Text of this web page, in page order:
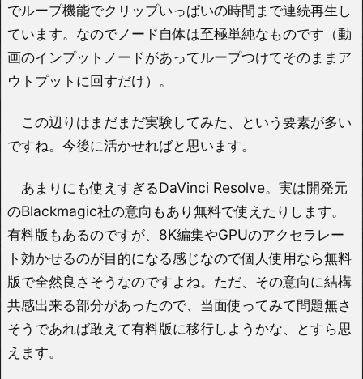
でループ機能でクリップいっぱいの時間まで連続再生し
ています。なのでノード自体は至極単純なものです（動
画のインプットノードがあってループつけてそのままア
ウトプットに回すだけ）。
この辺りはまだまだ実験してみた、という要素が多い
ですね。今後に活かせればと思います。
あまりにも使えすぎるDaVinci Resolve。実は開発元
のBlackmagic社の意向もあり無料で使えたりします。
有料版もあるのですが、8K編集やGPUのアクセラレー
ト効かせるのが目的になる感じなので個人使用なら無料
版で全然良さそうなのですよね。ただ、その意向に結構
共感出来る部分があったので、当面使ってみて問題無さ
そうであれば敢えて有料版に移行しようかな、とすら思
えます。